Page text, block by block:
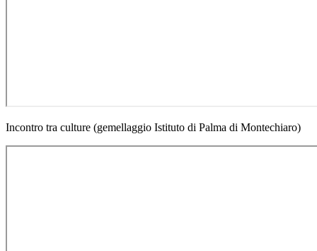
Incontro tra culture (gemellaggio Istituto di Palma di Montechiaro)